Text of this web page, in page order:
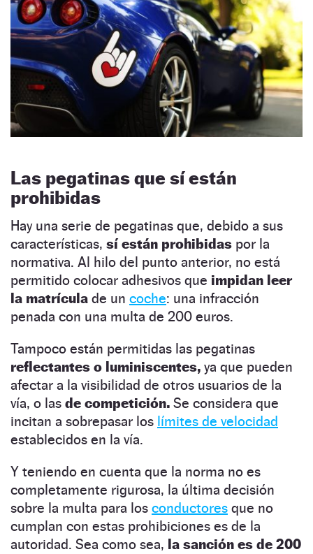
Las pegatinas que sí están
prohibidas
Hay una serie de pegatinas que, debido a sus
características, sí están prohibidas por la
normativa. Al hilo del punto anterior, no está
permitido colocar adhesivos que impidan leer
la matrícula de un coche: una infracción
penada con una multa de 200 euros.
Tampoco están permitidas las pegatinas
reflectantes o luminiscentes, ya que pueden
afectar a la visibilidad de otros usuarios de la
vía, o las de competición. Se considera que
incitan a sobrepasar los límites de velocidad
establecidos en la vía.
Y teniendo en cuenta que la norma no es
completamente rigurosa, la última decisión
sobre la multa para los conductores que no
cumplan con estas prohibiciones es de la
autoridad. Sea como sea, la sanción es de 200